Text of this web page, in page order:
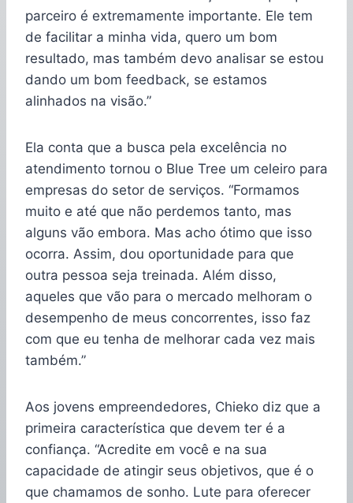
parceiro é extremamente importante. Ele tem
de facilitar a minha vida, quero um bom
resultado, mas também devo analisar se estou
dando um bom feedback, se estamos
alinhados na visão.”
Ela conta que a busca pela excelência no
atendimento tornou o Blue Tree um celeiro para
empresas do setor de serviços. “Formamos
muito e até que não perdemos tanto, mas
alguns vão embora. Mas acho ótimo que isso
ocorra. Assim, dou oportunidade para que
outra pessoa seja treinada. Além disso,
aqueles que vão para o mercado melhoram o
desempenho de meus concorrentes, isso faz
com que eu tenha de melhorar cada vez mais
também.”
Aos jovens empreendedores, Chieko diz que a
primeira característica que devem ter é a
confiança. “Acredite em você e na sua
capacidade de atingir seus objetivos, que é o
que chamamos de sonho. Lute para oferecer